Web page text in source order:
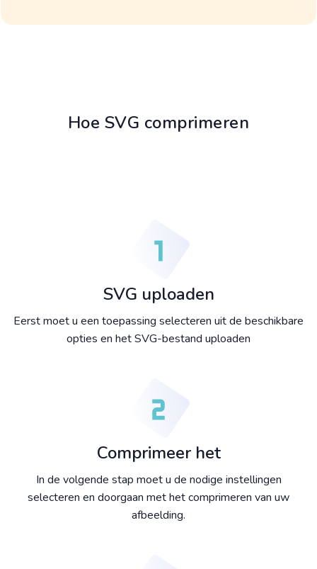
Hoe SVG comprimeren
SVG uploaden
Eerst moet u een toepassing selecteren uit de beschikbare
opties en het SVG-bestand uploaden
Comprimeer het
In de volgende stap moet u de nodige instellingen
selecteren en doorgaan met het comprimeren van uw
afbeelding.